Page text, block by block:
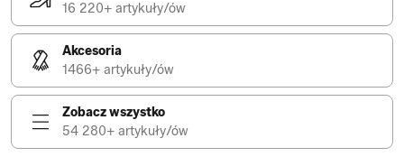
16 220+ artykuły/ów
Akcesoria
1466+ artykuły/ów
Zobacz wszystko
54 280+ artykuły/ów